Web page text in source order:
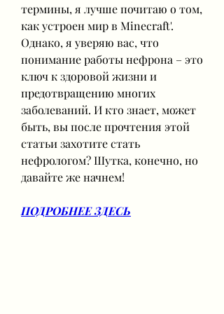
термины, я лучше почитаю о том,
как устроен мир в Minecraft'.
Однако, я уверяю вас, что
понимание работы нефрона – это
ключ к здоровой жизни и
предотвращению многих
заболеваний. И кто знает, может
быть, вы после прочтения этой
статьи захотите стать
нефрологом? Шутка, конечно, но
давайте же начнем!
ПОДРОБНЕЕ ЗДЕСЬ